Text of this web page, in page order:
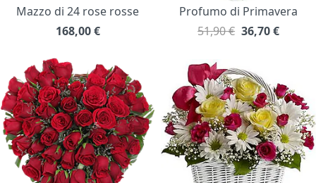
Mazzo di 24 rose rosse
168,00 €
Profumo di Primavera
51,90 € 36,70€